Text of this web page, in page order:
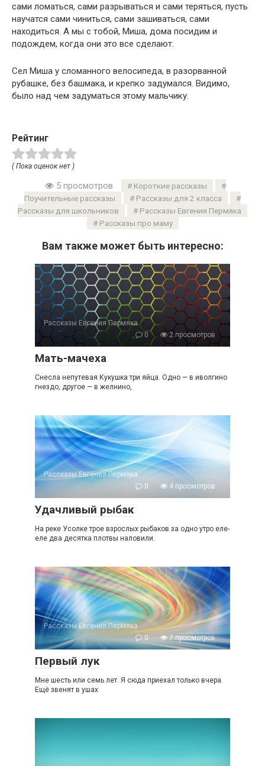
сами ломаться, сами разрываться и сами теряться, пусть
научатся сами чиниться, сами зашиваться, сами
находиться. А мы с тобой, Миша, дома посидим и
подождем, когда они это все сделают.
Сел Миша у сломанного велосипеда, в разорванной
рубашке, без башмака, и крепко задумался. Видимо,
было над чем задуматься этому мальчику.
Рейтинг
( Пока оценок нет )
5 просмотров
Короткие рассказы
Поучительные рассказы
Рассказы для 2 класса
Рассказы для школьников
Рассказы Евгения Пермяка
Рассказы про маму
Вам также может быть интересно:
Рассказы Евгения Пермяка
0
2 просмотров
Мать-мачеха
Снесла непутевая Кукушка три яйца. Одно — в иволгино
гнездо, другое — в желнино,
Рассказы Евгения Пермяка
0
4 просмотров
Удачливый рыбак
На реке Усолке трое взрослых рыбаков за одно утро еле-
еле два десятка плотвы наловили.
Рассказы Евгения Пермяка
0
7 просмотров
Первый лук
Мне шесть или семь лет. Я сюда приехал только вчера.
Ещё звенят в ушах